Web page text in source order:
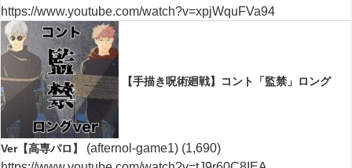
https://www.youtube.com/watch?v=xpjWquFVa94
【手描き呪術廻戦】コント「監禁」ロング
Ver【高専パロ】 (afternol-game1) (1,690)